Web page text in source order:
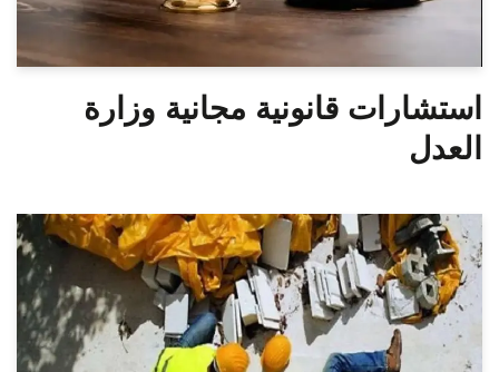
استشارات قانونية مجانية وزارة
العدل